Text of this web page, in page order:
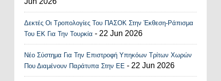
Δεκτές Οι Τροπολογίες Του ΠΑΣΟΚ Στην Έκθεση-Ράπισμα
Του ΕΚ Για Την Τουρκία - 22 Jun 2026
Νέο Σύστημα Για Την Επιστροφή Υπηκόων Τρίτων Χωρών
Που Διαμένουν Παράτυπα Στην ΕΕ - 22 Jun 2026